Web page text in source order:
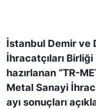
İstanbul Demir ve
İhracatçıları
hazırlanan “TR-
Metal Sanayi
ayı sonuçları
RÖPORTAJLAR
BİYOGRAFİLER